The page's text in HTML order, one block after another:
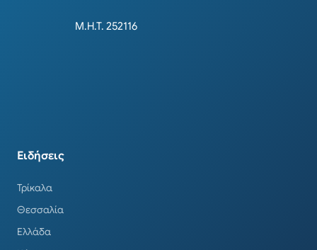
Μ.Η.Τ. 252116
Ειδήσεις
Τρίκαλα
Θεσσαλία
Ελλάδα